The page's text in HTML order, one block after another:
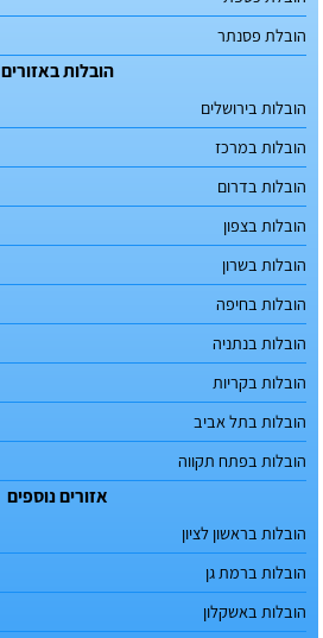
הובלת פסנתר
הובלות באזורים
הובלות בירושלים
הובלות במרכז
הובלות בדרום
הובלות בצפון
הובלות בשרון
הובלות בחיפה
הובלות בנתניה
הובלות בקריות
הובלות בתל אביב
הובלות בפתח תקווה
אזורים נוספים
הובלות בראשון לציון
הובלות ברמת גן
הובלות באשקלון